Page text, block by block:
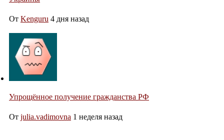
От Kenguru 4 дня назад
Упрощённое получение гражданства РФ
От julia.vadimovna 1 неделя назад